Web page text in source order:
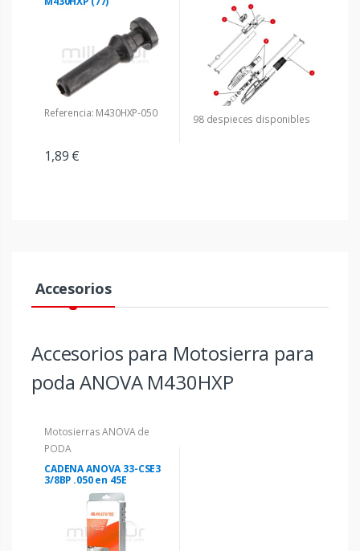
Referencia: M430HXP-050
1,89 €
98 despieces disponibles
Accesorios
Accesorios para Motosierra para
poda ANOVA M430HXP
Motosierras ANOVA de
PODA
CADENA ANOVA 33-CSE3
3/8BP .050 en 45E